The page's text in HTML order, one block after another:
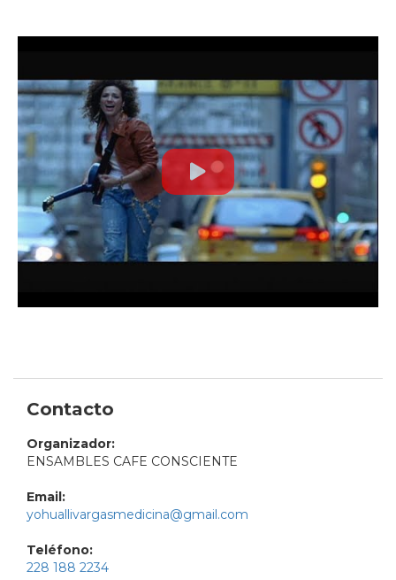
Contacto
Organizador:
ENSAMBLES CAFE CONSCIENTE
Email:
yohuallivargasmedicina@gmail.com
Teléfono:
228 188 2234